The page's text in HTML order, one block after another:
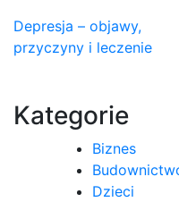
Nawigacja
wpisu
Depresja – objawy,
przyczyny i leczenie
Kategorie
Biznes
Dzieci